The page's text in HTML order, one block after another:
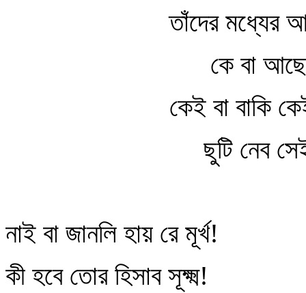
তাঁদের মধ্যের
কে বা
কেই বা বাকি
ছুটি নেব
নাই বা জানলি হায় রে মূর্খ!
কী হবে তোর হিসাব সূক্ষ্ম!